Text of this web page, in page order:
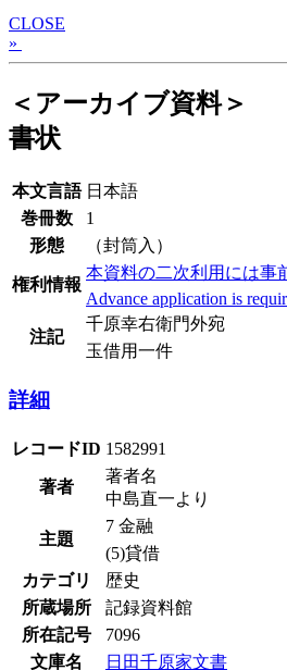
CLOSE
»
＜アーカイブ資料＞
書状
本文言語 日本語
巻冊数
1
形態
（封筒入）
権利情報
本資料の二次利用には事
Advance application is
注記
千原幸右衛門外宛
玉借用一件
詳細
レコードID 1582991
著者
著者名
中島直一より
主題
7 金融
(5)貸借
カテゴリ
歴史
所蔵場所
記録資料館
所在記号
7096
文庫名
日田千原家文書